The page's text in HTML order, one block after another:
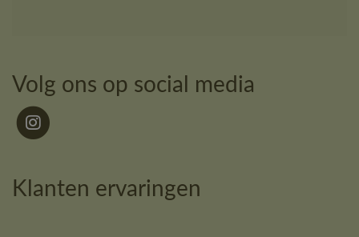
Volg ons op social media
Klanten ervaringen